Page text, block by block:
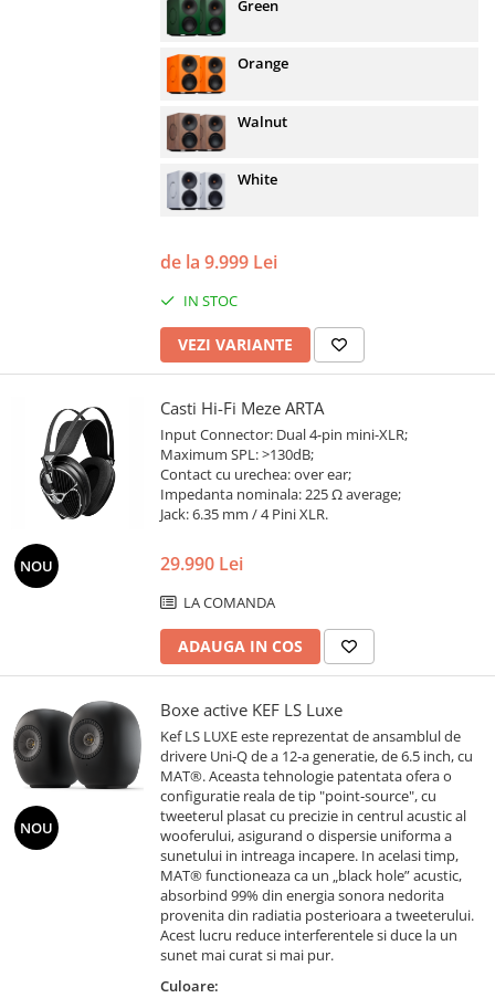
Green
Orange
Walnut
White
de la 9.999 Lei
IN STOC
VEZI VARIANTE
NOU
Casti Hi-Fi Meze ARTA
Input Connector: Dual 4-pin mini-XLR;
Maximum SPL: >130dB;
Contact cu urechea: over ear;
Impedanta nominala: 225 Ω average;
Jack: 6.35 mm / 4 Pini XLR.
29.990 Lei
LA COMANDA
ADAUGA IN COS
NOU
Boxe active KEF LS Luxe
Kef LS LUXE este reprezentat de ansamblul de
drivere Uni‑Q de a 12‑a generatie, de 6.5 inch, cu
MAT®. Aceasta tehnologie patentata ofera o
configuratie reala de tip "point‑source", cu
tweeterul plasat cu precizie in centrul acustic al
wooferului, asigurand o dispersie uniforma a
sunetului in intreaga incapere. In acelasi timp,
MAT® functioneaza ca un „black hole” acustic,
absorbind 99% din energia sonora nedorita
provenita din radiatia posterioara a tweeterului.
Acest lucru reduce interferentele si duce la un
sunet mai curat si mai pur.
Culoare: